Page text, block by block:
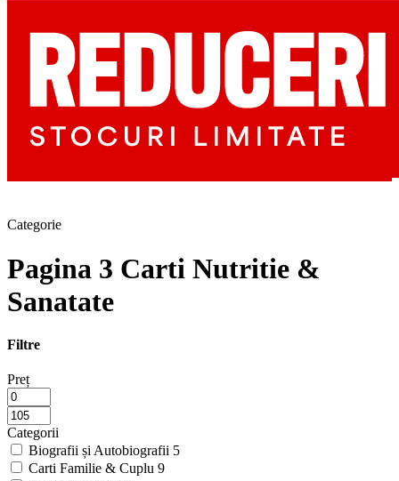
Categorie
Pagina 3 Carti Nutritie &
Sanatate
Filtre
Preț
Categorii
Biografii și Autobiografii 5
Carti Familie & Cuplu 9